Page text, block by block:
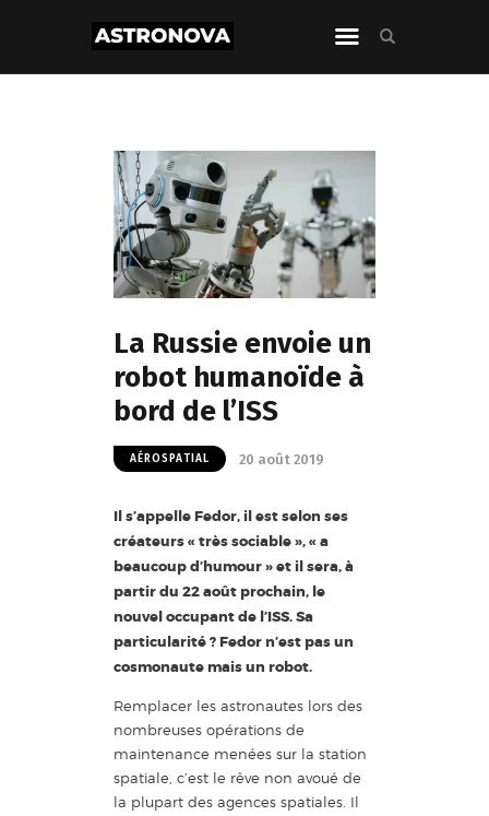
La Russie envoie un
robot humanoïde à
bord de l’ISS
AÉROSPATIAL 20 août 2019
Il s’appelle Fedor, il est selon ses
créateurs « très sociable », « a
beaucoup d’humour » et il sera, à
partir du 22 août prochain, le
nouvel occupant de l’ISS. Sa
particularité ? Fedor n’est pas un
cosmonaute mais un robot.
Remplacer les astronautes lors des
nombreuses opérations de
maintenance menées sur la station
spatiale, c’est le rêve non avoué de
la plupart des agences spatiales. Il